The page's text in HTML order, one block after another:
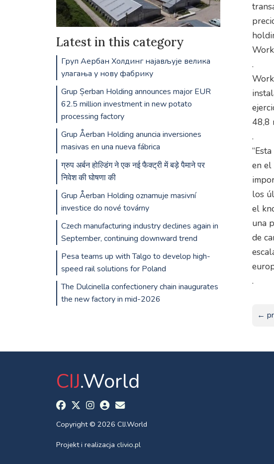
.
48,8
.
en el
los
el
una
de
.
←
Latest in this category
Груп Аербан Холдинг најављује велика
улагања у нову фабрику
Grup Șerban Holding announces major EUR
62.5 million investment in new potato
processing factory
Grup Åerban Holding anuncia inversiones
masivas en una nueva fábrica
ग्रुप अर्बन होल्डिंग ने एक नई फैक्ट्री में बड़े पैमाने पर
निवेश की घोषणा की
Grup Åerban Holding oznamuje masivní
investice do nové továrny
Czech manufacturing industry declines again in
September, continuing downward trend
Pesa teams up with Talgo to develop high-
speed rail solutions for Poland
The Dulcinella confectionery chain inaugurates
the new factory in mid-2026
CIJ.World
Copyright © 2026 CIJ.World
Projekt i realizacja clivio.pl